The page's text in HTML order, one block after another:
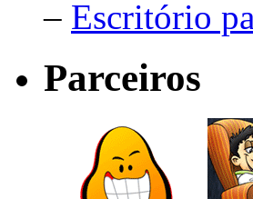
– Escritório
Parceiros